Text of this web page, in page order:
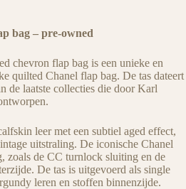
bag – pre-owned
chevron flap bag is een unieke en
quilted Chanel flap bag. De tas dateert
de laatste collecties die door Karl
leer met een subtiel aged effect,
uitstraling. De iconische Chanel
zoals de CC turnlock sluiting en de
De tas is uitgevoerd als single
leren en stoffen binnenzijde.